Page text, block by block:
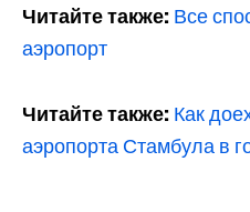
Читайте также: Все
аэропорт
Читайте также: Как
аэропорта Стамбула в